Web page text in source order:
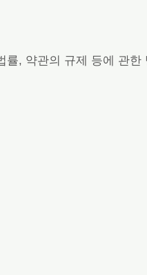
, 약관의 규제 등에 관한